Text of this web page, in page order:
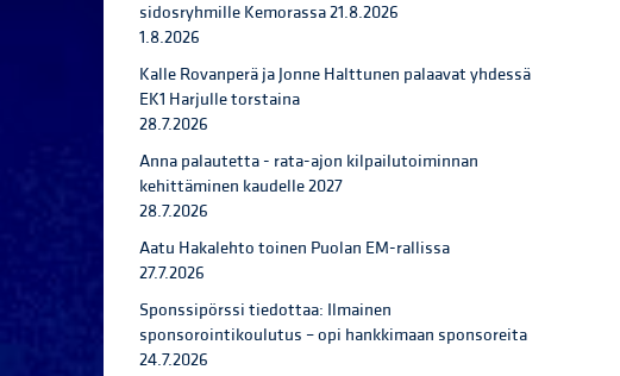
sidosryhmille Kemorassa 21.8.2026
1.8.2026
Kalle Rovanperä ja Jonne Halttunen palaavat yhdessä
EK1 Harjulle torstaina
28.7.2026
Anna palautetta - rata-ajon kilpailutoiminnan
kehittäminen kaudelle 2027
28.7.2026
Aatu Hakalehto toinen Puolan EM-rallissa
27.7.2026
Sponssipörssi tiedottaa: Ilmainen
sponsorointikoulutus – opi hankkimaan sponsoreita
24.7.2026